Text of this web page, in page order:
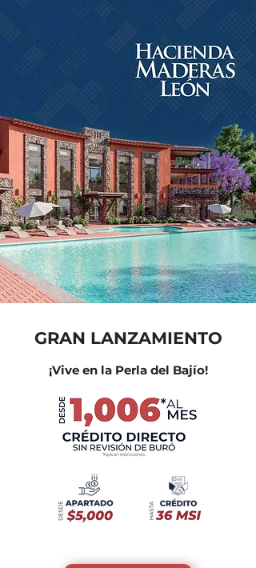
GRAN LANZAMIENTO
¡Vive en la Perla del Bajío!